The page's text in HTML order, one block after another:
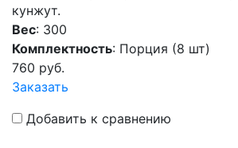
кунжут.
Вес: 300
Комплектность: Порция (8 шт)
760 руб.
Заказать
Добавить к сравнению